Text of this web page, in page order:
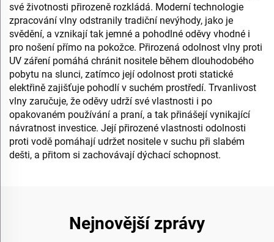
své životnosti přirozeně rozkládá. Moderní technologie
zpracování vlny odstranily tradiční nevýhody, jako je
svědění, a vznikají tak jemné a pohodlné oděvy vhodné i
pro nošení přímo na pokožce. Přirozená odolnost vlny proti
UV záření pomáhá chránit nositele během dlouhodobého
pobytu na slunci, zatímco její odolnost proti statické
elektřině zajišťuje pohodlí v suchém prostředí. Trvanlivost
vlny zaručuje, že oděvy udrží své vlastnosti i po
opakovaném používání a praní, a tak přinášejí vynikající
návratnost investice. Její přirozené vlastnosti odolnosti
proti vodě pomáhají udržet nositele v suchu při slabém
dešti, a přitom si zachovávají dýchací schopnost.
Nejnovější zprávy